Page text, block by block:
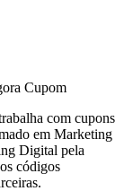
Cupom
com cupons
em Marketing
Digital pela
códigos